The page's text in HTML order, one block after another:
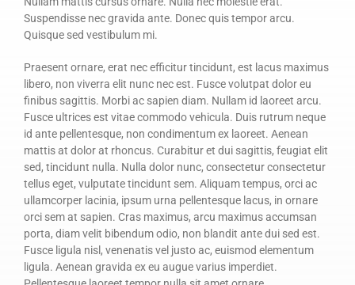
Suspendisse nec gravida ante. Donec quis tempor arcu.
Quisque sed vestibulum mi.
Praesent ornare, erat nec efficitur tincidunt, est lacus maximus
libero, non viverra elit nunc nec est. Fusce volutpat dolor eu
finibus sagittis. Morbi ac sapien diam. Nullam id laoreet arcu.
Fusce ultrices est vitae commodo vehicula. Duis rutrum neque
id ante pellentesque, non condimentum ex laoreet. Aenean
mattis at dolor at rhoncus. Curabitur et dui sagittis, feugiat elit
sed, tincidunt nulla. Nulla dolor nunc, consectetur consectetur
tellus eget, vulputate tincidunt sem. Aliquam tempus, orci ac
ullamcorper lacinia, ipsum urna pellentesque lacus, in ornare
orci sem at sapien. Cras maximus, arcu maximus accumsan
porta, diam velit bibendum odio, non blandit ante dui sed est.
Fusce ligula nisl, venenatis vel justo ac, euismod elementum
ligula. Aenean gravida ex eu augue varius imperdiet.